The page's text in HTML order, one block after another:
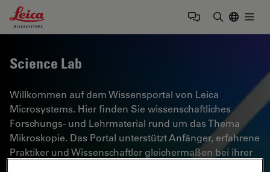
Leica Microsystems Logo
Science Lab
Willkommen auf dem Wissensportal von Leica
Microsystems. Hier finden Sie wissenschaftliches
Forschungs- und Lehrmaterial rund um das Thema
Mikroskopie. Das Portal unterstützt Anfänger, erfahrene
Praktiker und Wissenschaftler gleichermaßen bei ihrer